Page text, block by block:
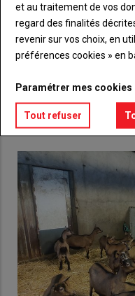
BodyChoisissez
compte pour
Lien
VOUS AIMEREZ
et au traitement de vos
regard des finalités
revenir sur vos choix, en
préférences cookies » en
Paramétrer mes cookies
Tout refuser